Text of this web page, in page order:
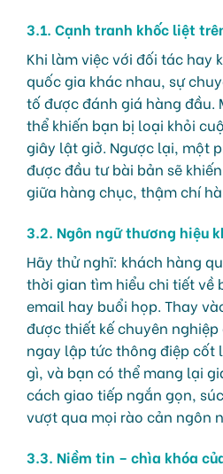
3.1. Cạnh tranh khốc liệt
Khi làm việc với đối tác hay
quốc gia khác nhau, sự
tố được đánh giá hàng đầu.
thể khiến bạn bị loại khỏi
giây lật giở. Ngược lại, một
được đầu tư bài bản sẽ
giữa hàng chục, thậm chí
3.2. Ngôn ngữ thương hiệu
Hãy thử nghĩ: khách hàng
thời gian tìm hiểu chi tiết về
email hay buổi họp. Thay
được thiết kế chuyên
ngay lập tức thông điệp cốt
gì, và bạn có thể mang lại
cách giao tiếp ngắn gọn,
vượt qua mọi rào cản ngôn
3.3. Niềm tin – chìa khóa